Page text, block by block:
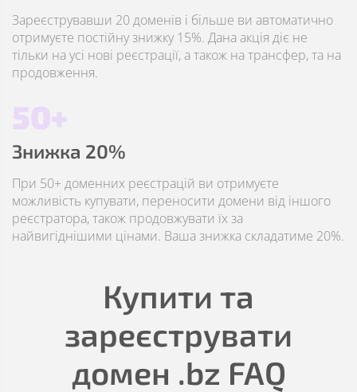
Зареєструвавши 20 доменів і більше ви автоматично
отримуєте постійну знижку 15%. Дана акція діє не
тільки на усі нові реєстрації, а також на трансфер, та на
продовження.
50+
Знижка 20%
При 50+ доменних реєстрацій ви отримуєте
можливість купувати, переносити домени від іншого
реєстратора, також продовжувати їх за
найвигіднішими цінами. Ваша знижка складатиме 20%.
Купити та
зареєструвати
домен .bz FAQ